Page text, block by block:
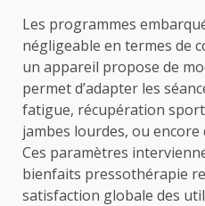
Les programmes
négligeable en termes de
un appareil propose de
permet d’adapter les
fatigue, récupération
jambes lourdes, ou
Ces paramètres
bienfaits pressothérapie
satisfaction globale des